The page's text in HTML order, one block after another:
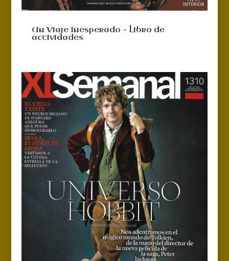
Un Viaje Inesperado – Libro de
actividades